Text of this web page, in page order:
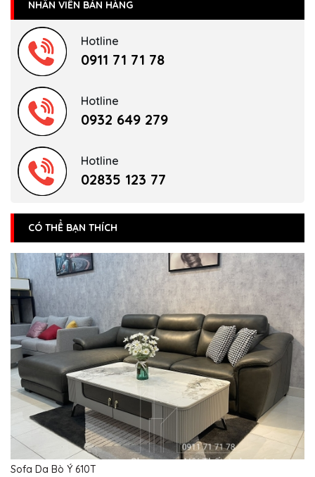
NHÂN VIÊN BÁN HÀNG
Hotline
0911 71 71 78
Hotline
0932 649 279
Hotline
02835 123 77
CÓ THỂ BẠN THÍCH
Sofa Da Bò Ý 610T